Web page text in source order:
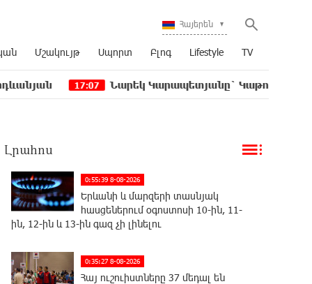
Հայերեն
Մշակույթ Սպորտ Բլոգ Lifestyle TV
17:07 Նարեկ Կարապետյանը` Կաթողիկոսին հեռացնել
Լրահոս
0:55:39 8-08-2026
Երևանի և մարզերի տասնյակ
հասցեներում օգոստոսի 10-ին, 11-
ին, 12-ին և 13-ին գազ չի լինելու
0:35:27 8-08-2026
Հայ ուշուիստները 37 մեդալ են